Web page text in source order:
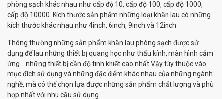
phòng sạch khác nhau như cấp độ 10, cấp độ 100, cấp độ 1000,
cấp độ 10000. Kích thước sản phẩm những loại khăn lau có những
kích thước khác nhau như 4inch, 6inch, 9inch và 12inch
Thông thường những sản phẩm khăn lau phòng sạch được sử
dụng để lau những thiết bị quang học như thấu kính, màn hình cảm
ứng... những thiết bị cần độ tinh khiết cao nhất.Vậy tùy thuộc vào
mục đích sử dụng và những đặc điểm khác nhau của những ngành
nghề, mà có thể chọn lựa được những sản phẩm chất lượng và phù
hợp nhất với nhu cầu sử dụng